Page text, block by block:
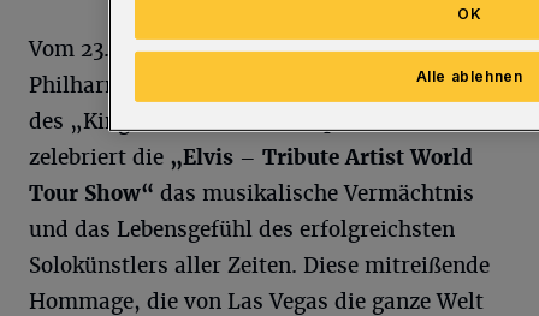
Vom 23. bis 28. Juli wird die Kölner
Philharmonie zur Pilgerstädte für alle Fans
des „King“: Als Deutschlandpremiere
zelebriert die „Elvis – Tribute Artist World
Tour Show“ das musikalische Vermächtnis
und das Lebensgefühl des erfolgreichsten
Solokünstlers aller Zeiten. Diese mitreißende
Hommage, die von Las Vegas die ganze Welt
Alle ablehnen
OK